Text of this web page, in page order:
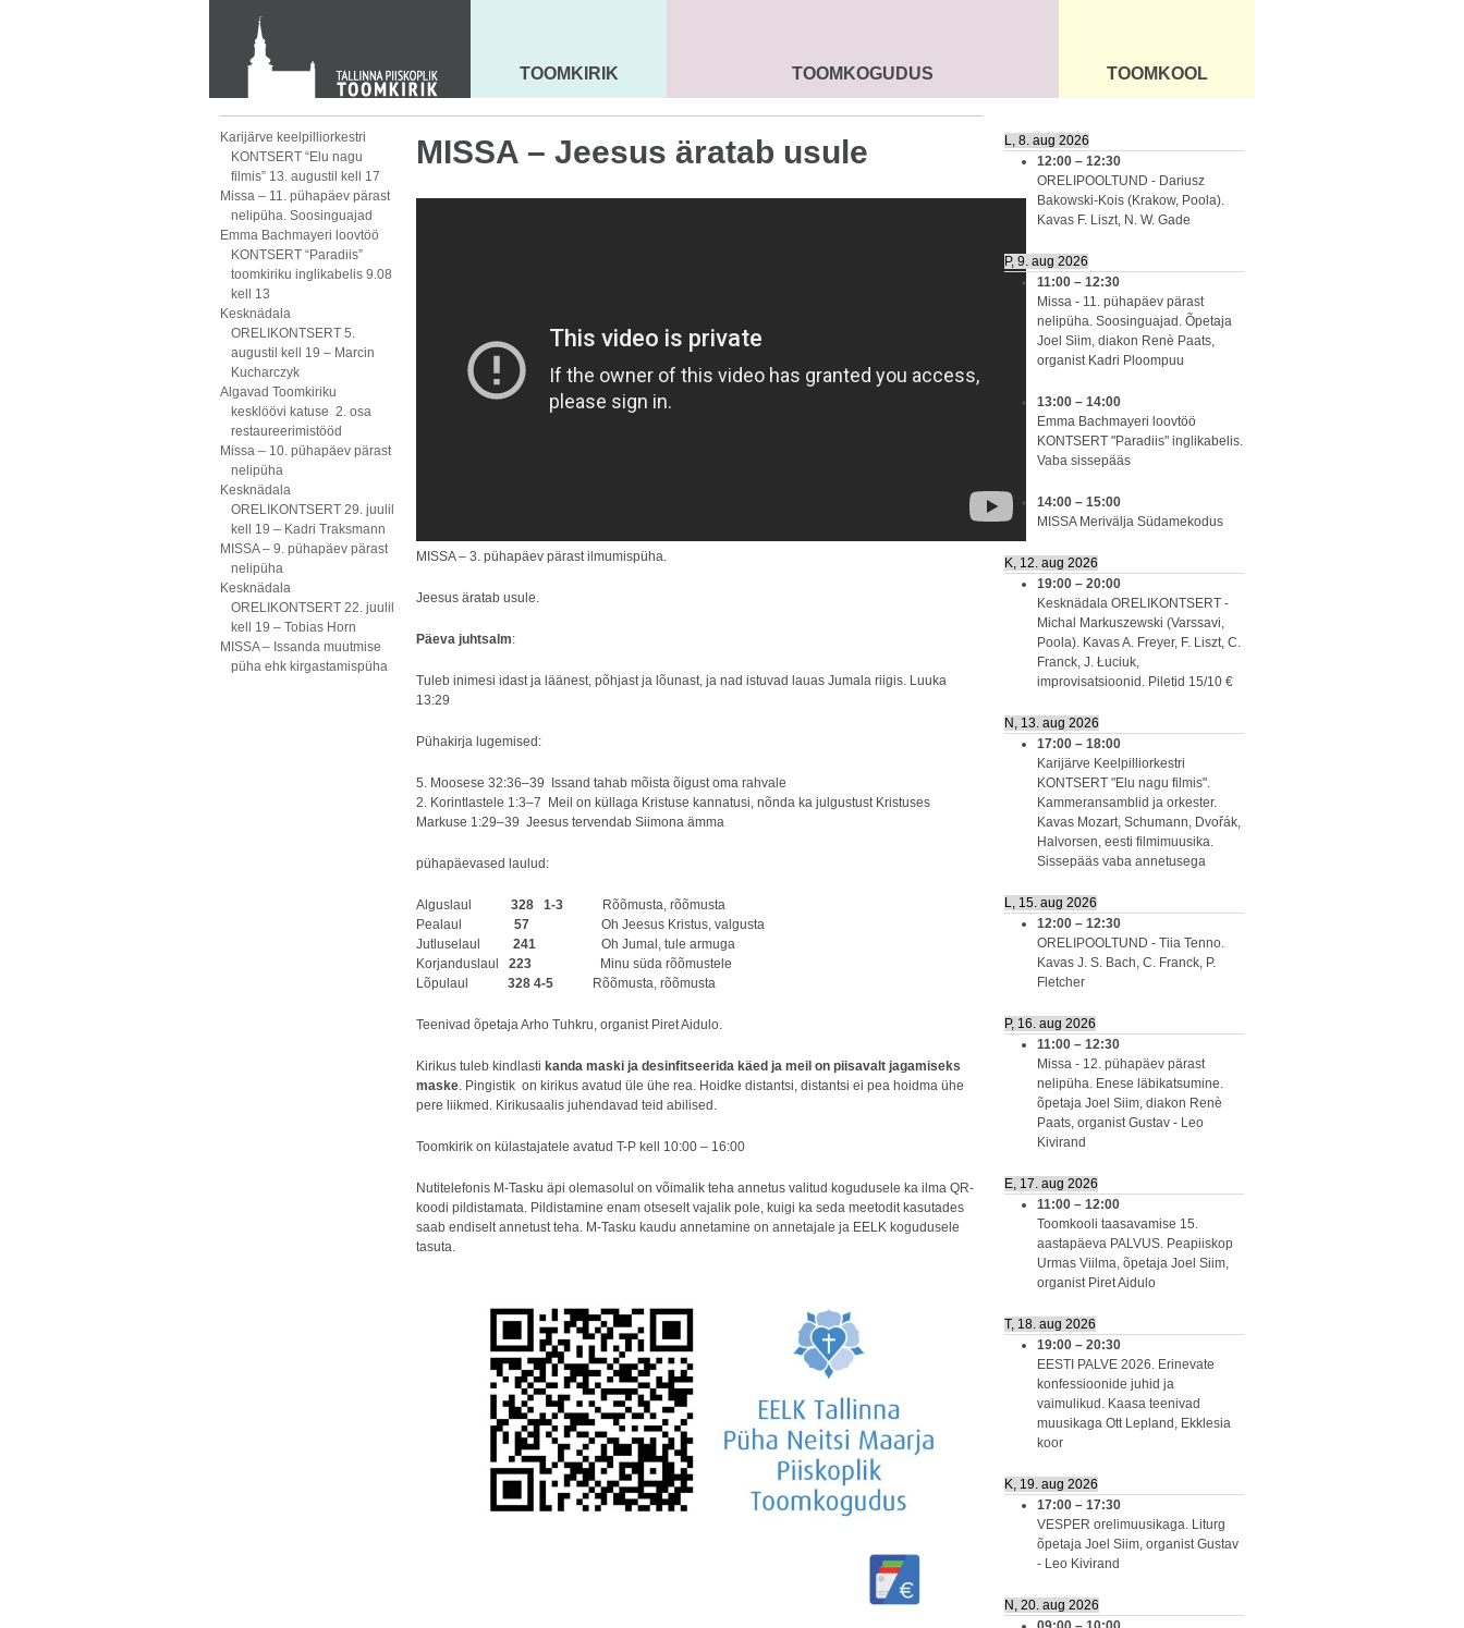
KONTAKT
Toom-Kooli 6, 10130 TALLINN
tallinna.toom@eelk.ee
MAARJA KIRIK
TOOMKIRIK SEENIORID KOGUDUS
TOOMKOGUDUS ÜLDINFO
TOOMKOOL
Karijärve keelpilliorkestri
KONTSERT “Elu nagu
filmis” 13. augustil kell 17
Missa – 11. pühapäev pärast
nelipüha. Soosinguajad
Emma Bachmayeri loovtöö
KONTSERT “Paradiis”
toomkiriku inglikabelis 9.08
kell 13
Kesknädala
ORELIKONTSERT 5.
augustil kell 19 – Marcin
Kucharczyk
Algavad Toomkiriku
kesklöövi katuse 2. osa
restaureerimistööd
Missa – 10. pühapäev pärast
nelipüha
Kesknädala
ORELIKONTSERT 29. juulil
kell 19 – Kadri Traksmann
MISSA – 9. pühapäev pärast
nelipüha
Kesknädala
ORELIKONTSERT 22. juulil
kell 19 – Tobias Horn
MISSA – Issanda muutmise
püha ehk kirgastamispüha
MISSA – Jeesus äratab usule
MISSA – 3. pühapäev pärast ilmumispüha.
Jeesus äratab usule.
Päeva juhtsalm:
Tuleb inimesi idast ja läänest, põhjast ja lõunast, ja nad istuvad lauas Jumala riigis. Luuka
13:29
Pühakirja lugemised:
5. Moosese 32:36–39 Issand tahab mõista õigust oma rahvale
2. Korintlastele 1:3–7 Meil on küllaga Kristuse kannatusi, nõnda ka julgustust Kristuses
Markuse 1:29–39 Jeesus tervendab Siimona ämma
pühapäevased laulud:
Alguslaul 328 1-3 Rõõmusta, rõõmusta
Pealaul 57 Oh Jeesus Kristus, valgusta
Jutluselaul 241 Oh Jumal, tule armuga
Korjanduslaul 223
Minu süda rõõmustele
Lõpulaul
328 4-5 Rõõmusta, rõõmusta
Teenivad õpetaja Arho Tuhkru, organist Piret Aidulo.
Kirikus tuleb kindlasti kanda maski ja desinfitseerida käed ja meil on piisavalt jagamiseks
maske. Pingistik on kirikus avatud üle ühe rea. Hoidke distantsi, distantsi ei pea hoidma ühe
pere liikmed. Kirikusaalis juhendavad teid abilised.
Toomkirik on külastajatele avatud T-P kell 10:00 – 16:00
Nutitelefonis M-Tasku äpi olemasolul on võimalik teha annetus valitud kogudusele ka ilma QR-
koodi pildistamata. Pildistamine enam otseselt vajalik pole, kuigi ka seda meetodit kasutades
saab endiselt annetust teha. M-Tasku kaudu annetamine on annetajale ja EELK kogudusele
tasuta.
L, 8. aug 2026
12:00 – 12:30
ORELIPOOLTUND - Dariusz
Bakowski-Kois (Krakow, Poola).
Kavas F. Liszt, N. W. Gade
P, 9. aug 2026
11:00 – 12:30
Missa - 11. pühapäev pärast
nelipüha. Soosinguajad. Õpetaja
Joel Siim, diakon Renè Paats,
organist Kadri Ploompuu
13:00 – 14:00
Emma Bachmayeri loovtöö
KONTSERT "Paradiis" inglikabelis.
Vaba sissepääs
14:00 – 15:00
MISSA Merivälja Südamekodus
K, 12. aug 2026
19:00 – 20:00
Kesknädala ORELIKONTSERT -
Michal Markuszewski (Varssavi,
Poola). Kavas A. Freyer, F. Liszt, C.
Franck, J. Łuciuk,
improvisatsioonid. Piletid 15/10 €
N, 13. aug 2026
17:00 – 18:00
Karijärve Keelpilliorkestri
KONTSERT "Elu nagu filmis".
Kammeransamblid ja orkester.
Kavas Mozart, Schumann, Dvořák,
Halvorsen, eesti filmimuusika.
Sissepääs vaba annetusega
L, 15. aug 2026
12:00 – 12:30
ORELIPOOLTUND - Tiia Tenno.
Kavas J. S. Bach, C. Franck, P.
Fletcher
P, 16. aug 2026
11:00 – 12:30
Missa - 12. pühapäev pärast
nelipüha. Enese läbikatsumine.
õpetaja Joel Siim, diakon Renè
Paats, organist Gustav - Leo
Kivirand
E, 17. aug 2026
11:00 – 12:00
Toomkooli taasavamise 15.
aastapäeva PALVUS. Peapiiskop
Urmas Viilma, õpetaja Joel Siim,
organist Piret Aidulo
T, 18. aug 2026
19:00 – 20:30
EESTI PALVE 2026. Erinevate
konfessioonide juhid ja
vaimulikud. Kaasa teenivad
muusikaga Ott Lepland, Ekklesia
koor
K, 19. aug 2026
17:00 – 17:30
VESPER orelimuusikaga. Liturg
õpetaja Joel Siim, organist Gustav
- Leo Kivirand
N, 20. aug 2026